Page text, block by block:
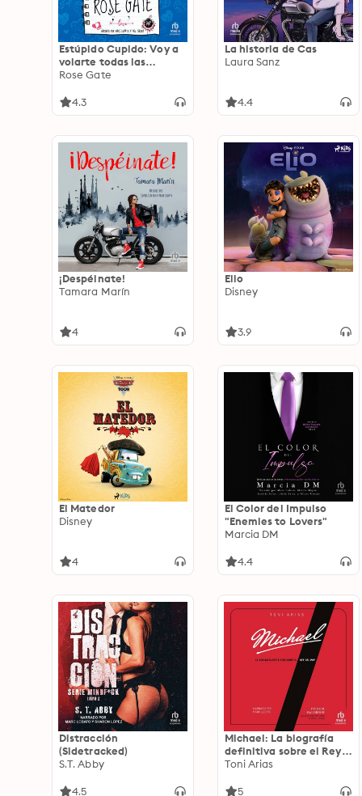
Estúpido Cupido: Voy a
volarte todas las
flechas
Rose Gate
4.3
La historia de Cas
Laura Sanz
4.4
¡Despéinate!
Tamara Marín
4
Elio
Disney
3.9
El Matedor
Disney
4
El Color del Impulso
"Enemies to Lovers"
Marcia DM
4.4
Distracción
(Sidetracked)
S.T. Abby
4.5
Michael: La biografía
definitiva sobre el Rey
del Pop
Toni Arias
5